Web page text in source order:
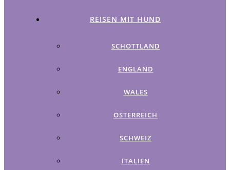
REISEN MIT HUND
SCHOTTLAND
ENGLAND
WALES
ÖSTERREICH
SCHWEIZ
ITALIEN